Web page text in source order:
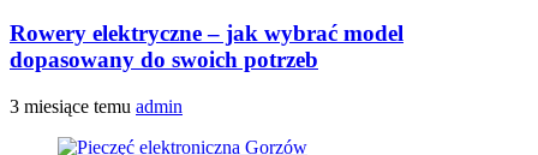
Rowery elektryczne – jak wybrać model
dopasowany do swoich potrzeb
3 miesiące temu admin